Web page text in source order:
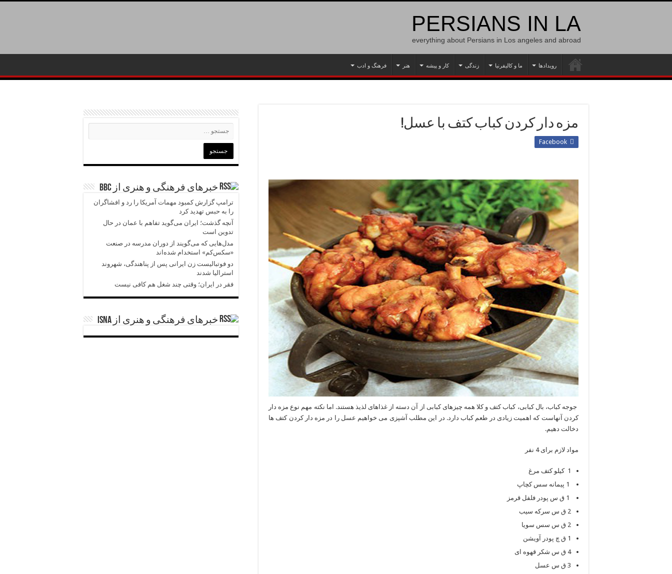
PERSIANS IN LA
everything about Persians in Los angeles and abroad
رویدادها ما و کالیفرنیا زندگی کار و پیشه هنر فرهنگ و ادب
مزه دار کردن کباب کتف با عسل!
Facebook
جوجه کباب، بال کبابی، کباب کتف و کلا همه چیزهای کبابی از آن دسته از غذاهای لذیذ هستند. اما نکته مهم نوع مزه دار
کردن آنهاست که اهمیت زیادی در طعم کباب دارد. در این مطلب آشپزی می خواهیم عسل را در مزه دار کردن کتف ها
دخالت دهیم.
مواد لازم برای 4 نفر
1 کیلو کتف مرغ
2 ق س سرکه سیب
2 ق س سس سویا
1 ق چ پودر آویشن
4 ق س شکر قهوه ای
3 ق س عسل
خبرهای فرهنگی و هنری از BBC
ترامپ گزارش کمبود مهمات آمریکا را رد و افشاگران
را به حبس تهدید کرد
آنچه گذشت؛ ایران می‌گوید تفاهم با عمان در حال
تدوین است
مدل‌هایی که می‌گویند از دوران مدرسه در صنعت
«سکس‌کم» استخدام‌ شده‌اند
دو فوتبالیست زن ایرانی پس از پناهندگی، شهروند
استرالیا شدند
فقر در ایران؛ وقتی چند شغل هم کافی نیست
خبرهای فرهنگی و هنری از ISNA